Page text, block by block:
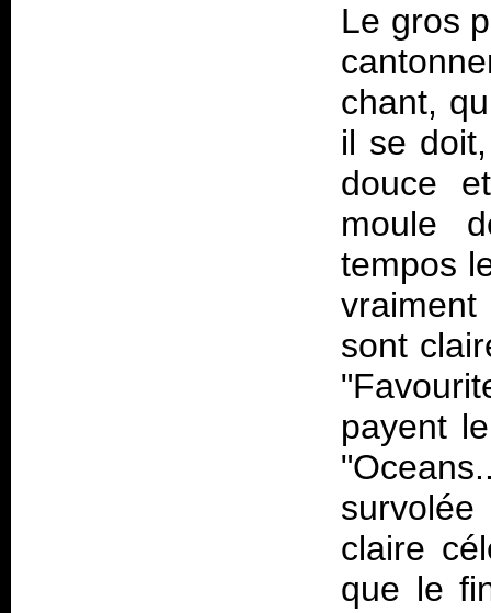
Le gros
chant,
il se
douce
moule
tempos
sont
payent
claire
que le